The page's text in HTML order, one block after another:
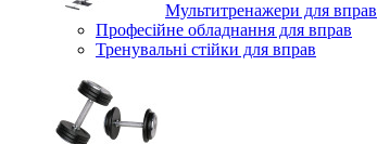
Мультитренажери для вправ
Професійне обладнання для вправ
Тренувальні стійки для вправ